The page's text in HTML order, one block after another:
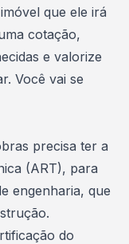
que ele irá
cotação,
e valorize
. Você vai se
precisa ter a
(ART), para
engenharia, que
do